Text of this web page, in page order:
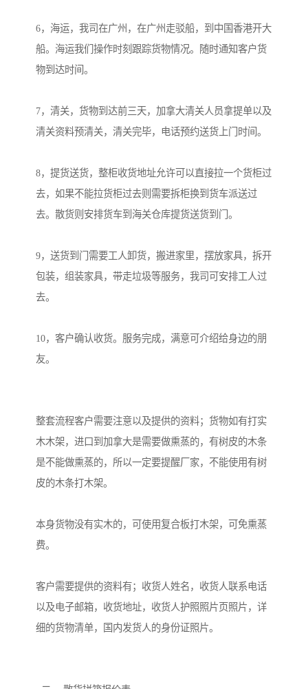
6，海运，我司在广州，在广州走驳船，到中国香港开大
船。海运我们操作时刻跟踪货物情况。随时通知客户货
物到达时间。
7，清关，货物到达前三天，加拿大清关人员拿提单以及
清关资料预清关，清关完毕，电话预约送货上门时间。
8，提货送货，整柜收货地址允许可以直接拉一个货柜过
去，如果不能拉货柜过去则需要拆柜换到货车派送过
去。散货则安排货车到海关仓库提货送货到门。
9，送货到门需要工人卸货，搬进家里，摆放家具，拆开
包装，组装家具，带走垃圾等服务，我司可安排工人过
去。
10，客户确认收货。服务完成，满意可介绍给身边的朋
友。
整套流程客户需要注意以及提供的资料；货物如有打实
木木架，进口到加拿大是需要做熏蒸的，有树皮的木条
是不能做熏蒸的，所以一定要提醒厂家，不能使用有树
皮的木条打木架。
本身货物没有实木的，可使用复合板打木架，可免熏蒸
费。
客户需要提供的资料有；收货人姓名，收货人联系电话
以及电子邮箱，收货地址，收货人护照照片页照片，详
细的货物清单，国内发货人的身份证照片。